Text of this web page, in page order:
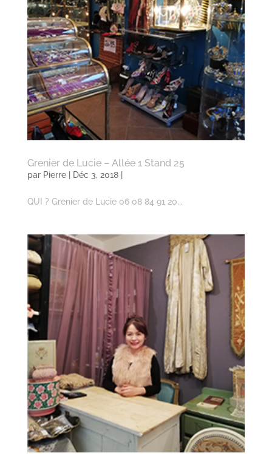
Grenier de Lucie – Allée 1 Stand 25
par Pierre| Déc 3, 2018 |
QUI ? Grenier de Lucie 06 08 84 91 20...